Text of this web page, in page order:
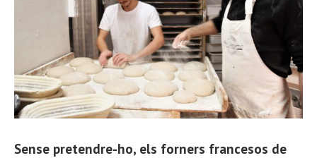
Sense pretendre-ho, els forners francesos de